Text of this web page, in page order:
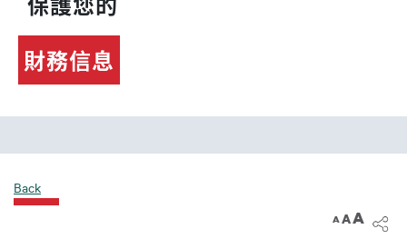
保護您的
財務信息
Back
A
A A